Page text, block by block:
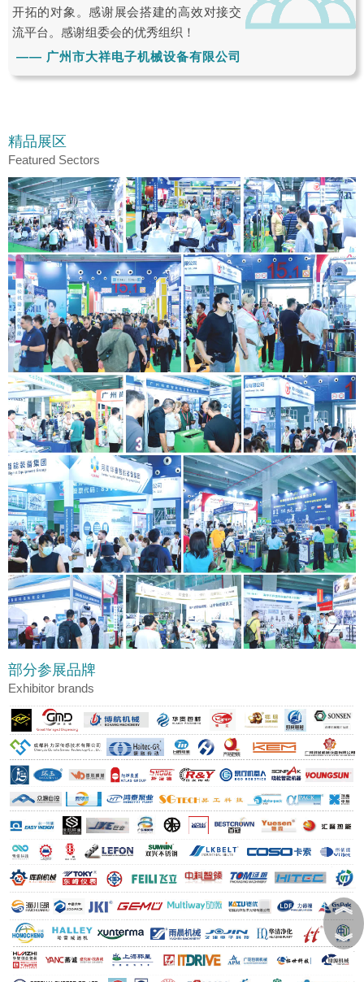
开拓的对象。感谢展会搭建的高效对接交
流平台。感谢组委会的优秀组织！
—— 广州市大祥电子机械设备有限公司
精品展区
Featured Sectors
部分参展品牌
Exhibitor brands
︽
︾